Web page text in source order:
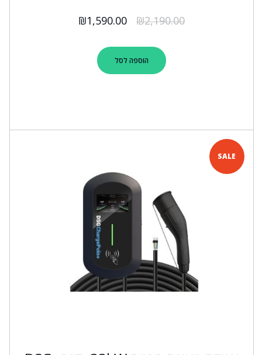
₪2,190.00
₪1,590.00
הוספה לסל
SALE